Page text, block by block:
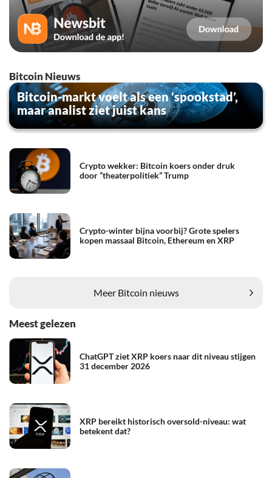
Bitcoin Nieuws
Bitcoin-markt voelt als een ‘spookstad’,
maar analist ziet juist kans
Crypto wekker: Bitcoin koers onder druk
door “theaterpolitiek” Trump
Crypto-winter bijna voorbij? Grote spelers
kopen massaal Bitcoin, Ethereum en XRP
Meer Bitcoin nieuws
Meest gelezen
ChatGPT ziet XRP koers naar dit niveau stijgen
31 december 2026
XRP bereikt historisch oversold-niveau: wat
betekent dat?